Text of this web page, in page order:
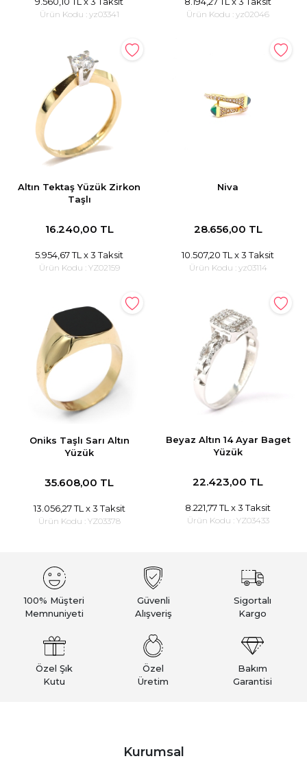
Ürün Kodu : yz03341 Ürün Kodu : yz02046
Altın Tektaş Yüzük Zirkon
Taşlı
16.240,00 TL
5.954,67 TL x 3 Taksit
Ürün Kodu : YZ02159
Niva
28.656,00 TL
10.507,20 TL x 3 Taksit
Ürün Kodu : yz03114
Oniks Taşlı Sarı Altın
Yüzük
35.608,00 TL
13.056,27 TL x 3 Taksit
Ürün Kodu : YZ03378
Beyaz Altın 14 Ayar Baget
Yüzük
22.423,00 TL
8.221,77 TLx 3 Taksit
Ürün Kodu : YZ03433
100% Müşteri
Memnuniyeti
Güvenli
Alışveriş
Sigortalı
Kargo
Özel Şık
Kutu
Özel
Üretim
Bakım
Garantisi
Kurumsal